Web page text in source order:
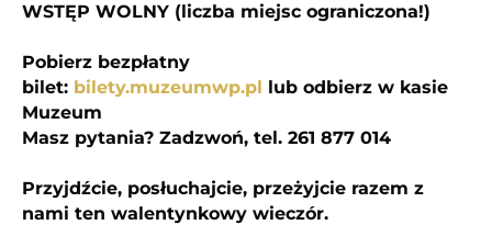
WSTĘP WOLNY (liczba miejsc ograniczona!)
Pobierz bezpłatny
bilet: bilety.muzeumwp.pl lub odbierz w kasie
Muzeum
Masz pytania? Zadzwoń, tel. 261 877 014
Przyjdźcie, posłuchajcie, przeżyjcie razem z
nami ten walentynkowy wieczór.